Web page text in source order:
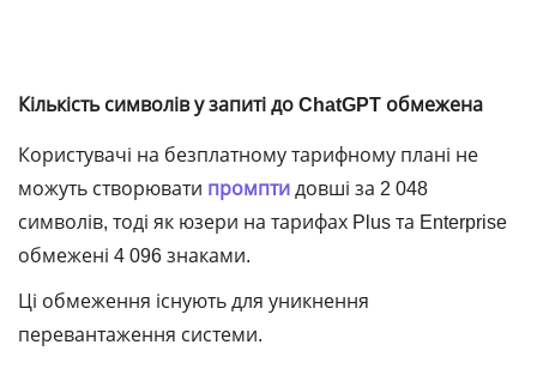
Кількість символів у запиті до ChatGPT обмежена
Користувачі на безплатному тарифному плані не
можуть створювати промптидовші за 2 048
символів, тоді як юзери на тарифах Plus та Enterprise
обмежені 4 096 знаками.
Ці обмеження існують для уникнення
перевантаження системи.